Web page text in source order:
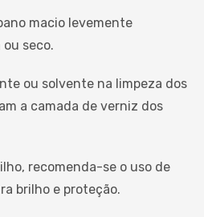
macio levemente
seco.
ou solvente na limpeza dos
a camada de verniz dos
recomenda-se o uso de
brilho e proteção.